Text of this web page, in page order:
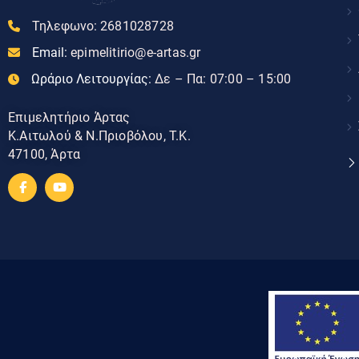
Τηλεφωνο: 2681028728
Email: epimelitirio@e-artas.gr
Ωράριο Λειτουργίας: Δε – Πα: 07:00 – 15:00
Επιμελητήριο Άρτας
Κ.Αιτωλού & Ν.Πριοβόλου, Τ.Κ.
47100, Άρτα